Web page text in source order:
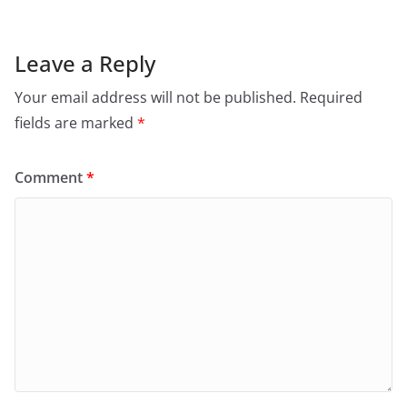
Leave a Reply
Your email address will not be published. Required
fields are marked *
Comment*